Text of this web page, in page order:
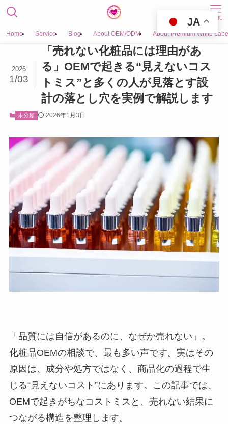
MENU
Home Service Blog About OEM/ODM About Premium White
「売れない化粧品には理由があ
る」OEMで起きる“見えないコス
トミス”と多くの人が見落とす設
計の落とし穴を実例で解説します
2026
1/03
未分類 2026年1月3日
「品質には自信があるのに、なぜか売れない」。
化粧品OEMの相談で、最も多い声です。実はその
原因は、成分や処方ではなく、商品化の過程で生
じる“見えないコスト”にあります。この記事では、
OEMで起きがちなコストミスと、売れない結果に
つながる構造を整理します。
JA